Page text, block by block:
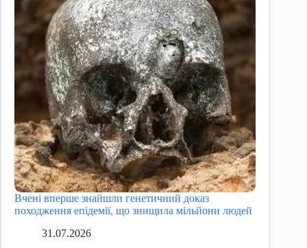
Вчені вперше знайшли генетичний доказ
походження епідемії, що знищила мільйони людей
31.07.2026